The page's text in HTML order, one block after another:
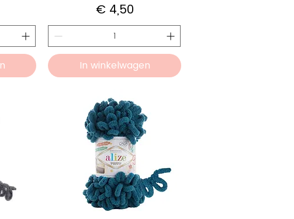
Prijs
€ 4,50
In winkelwagen